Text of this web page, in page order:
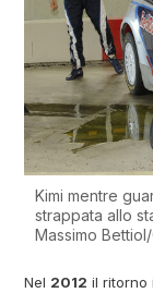
Kimi mentre
strappata allo
Massimo
Nel 2012 il ritorno